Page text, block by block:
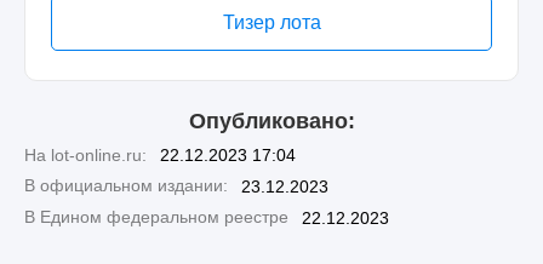
Тизер лота
Опубликовано:
На lot-online.ru:
22.12.2023 17:04
В официальном издании:
23.12.2023
В Едином федеральном реестре
22.12.2023